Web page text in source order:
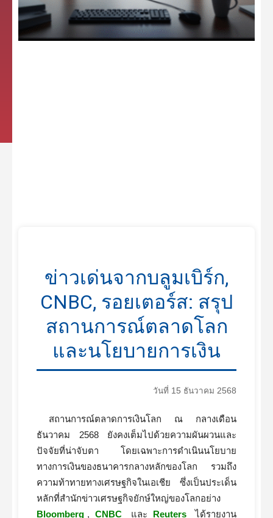
ข่าวเด่นจากบลูมเบิร์ก,
CNBC, รอยเตอร์ส: สรุป
สถานการณ์ตลาดโลก
และนโยบายการเงิน
วันที่ 15 ธันวาคม 2568
สถานการณ์ตลาดการเงินโลก ณ กลางเดือน
ธันวาคม 2568 ยังคงเต็มไปด้วยความผันผวนและ
ปัจจัยที่น่าจับตา โดยเฉพาะการดำเนินนโยบาย
ทางการเงินของธนาคารกลางหลักของโลก รวมถึง
ความท้าทายทางเศรษฐกิจในเอเชีย ซึ่งเป็นประเด็น
หลักที่สำนักข่าวเศรษฐกิจยักษ์ใหญ่ของโลกอย่าง
Bloomberg ,CNBC และ Reuters
ได้รายงาน